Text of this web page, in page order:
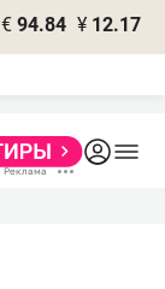
€ 94.84 ¥ 12.17